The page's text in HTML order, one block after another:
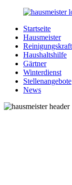
Zurück
Inhalt
Hausmeister.de
Alles
rund
Ihren
Haushalt
Startseite
Hausmeister
Reinigungskraft
Haushaltshilfe
Gärtner
Winterdienst
Stellenangebote
News